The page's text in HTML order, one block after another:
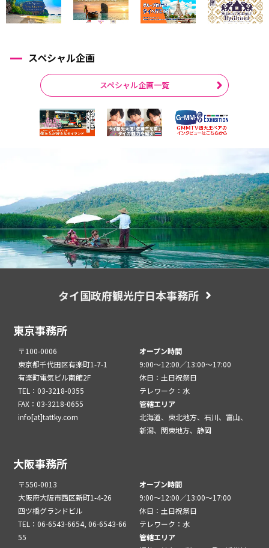
スペシャル企画
スペシャル企画一覧
タイ国政府観光庁日本事務所
東京事務所
〒100-0006
東京都千代田区有楽町1-7-1
有楽町電気ビル南館2F
TEL：03-3218-0355
FAX：03-3218-0655
info[at]tattky.com
オープン時間
9:00～12:00／13:00～17:00
休日：土日祝祭日
テレワーク：水
管轄エリア
北海道、東北地方、石川、富山、
新潟、関東地方、静岡
大阪事務所
〒550-0013
大阪府大阪市西区新町1-4-26
四ツ橋グランドビル
TEL：06-6543-6654, 06-6543-66
55
オープン時間
9:00～12:00／13:00～17:00
休日：土日祝祭日
テレワーク：水
管轄エリア